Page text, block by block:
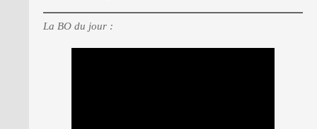
La BO du jour :